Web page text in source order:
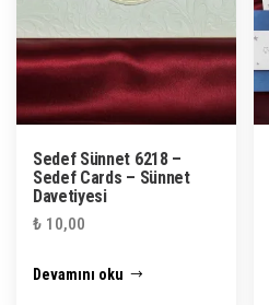
Sedef Sünnet 6218 –
Sedef Cards – Sünnet
Davetiyesi
₺ 10,00
Devamını oku